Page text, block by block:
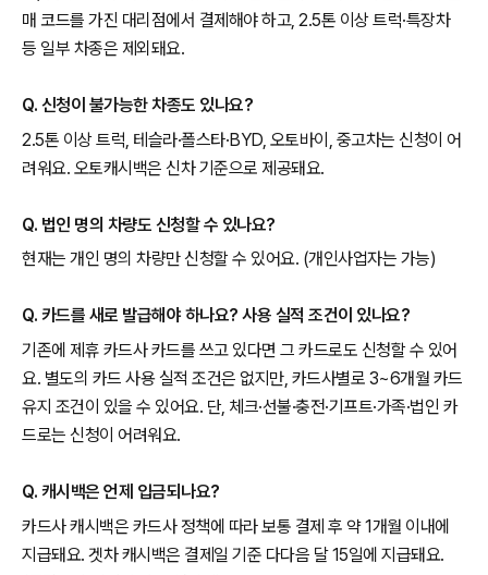
매 코드를 가진 대리점에서 결제해야 하고, 2.5톤 이상 트럭·특장차
등 일부 차종은 제외돼요.
Q. 신청이 불가능한 차종도 있나요?
2.5톤 이상 트럭, 테슬라·폴스타·BYD, 오토바이, 중고차는 신청이 어
려워요. 오토캐시백은 신차 기준으로 제공돼요.
Q. 법인 명의 차량도 신청할 수 있나요?
현재는 개인 명의 차량만 신청할 수 있어요. (개인사업자는 가능)
Q. 카드를 새로 발급해야 하나요? 사용 실적 조건이 있나요?
기존에 제휴 카드사 카드를 쓰고 있다면 그 카드로도 신청할 수 있어
요. 별도의 카드 사용 실적 조건은 없지만, 카드사별로 3~6개월 카드
유지 조건이 있을 수 있어요. 단, 체크·선불·충전·기프트·가족·법인 카
드로는 신청이 어려워요.
Q. 캐시백은 언제 입금되나요?
카드사 캐시백은 카드사 정책에 따라 보통 결제 후 약 1개월 이내에
지급돼요. 겟차 캐시백은 결제일 기준 다다음 달 15일에 지급돼요.